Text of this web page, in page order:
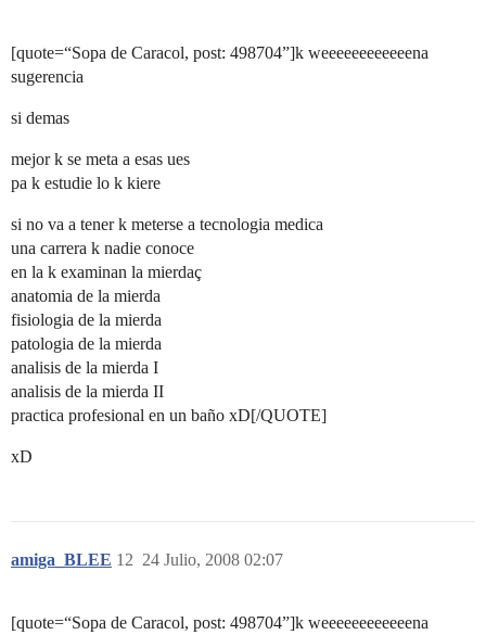
[quote=“Sopa de Caracol, post: 498704”]k weeeeeeeeeeeena
sugerencia
si demas
mejor k se meta a esas ues
pa k estudie lo k kiere
si no va a tener k meterse a tecnologia medica
una carrera k nadie conoce
en la k examinan la mierdaç
anatomia de la mierda
fisiologia de la mierda
patologia de la mierda
analisis de la mierda I
analisis de la mierda II
practica profesional en un baño xD[/QUOTE]
xD
amiga_BLEE 24 Julio, 2008 02:07
12
[quote=“Sopa de Caracol, post: 498704”]k weeeeeeeeeeeena